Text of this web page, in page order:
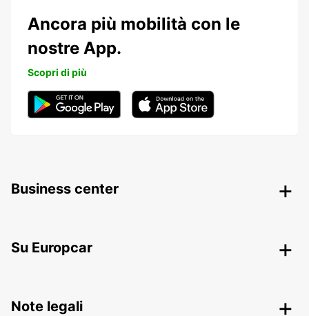
Ancora più mobilità con le
nostre App.
Scopri di più
Business center
Su Europcar
Note legali